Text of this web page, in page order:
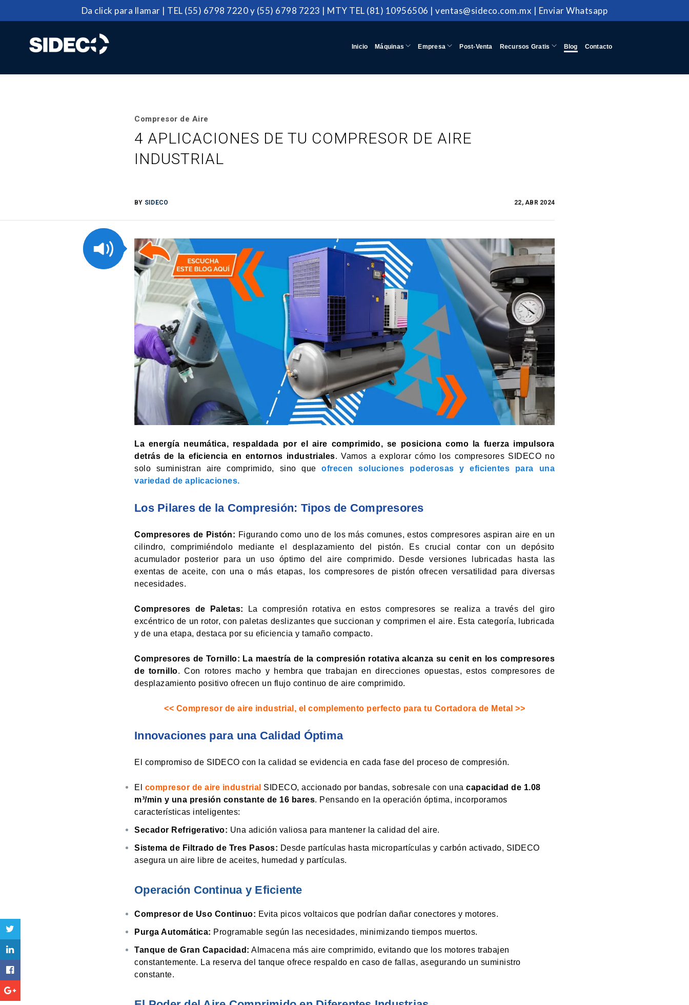
Da click para llamar | TEL (55) 6798 7220y (55) 6798 7223 | MTY TEL (81) 10956506 | ventas@sideco.com.mx | Enviar Whatsapp
Inicio Máquinas Empresa Post-Venta Recursos Gratis Blog Contacto
Compresor de Aire
4 APLICACIONES DE TU COMPRESOR DE AIRE
INDUSTRIAL
BY SIDECO 22, ABR 2024
La energía neumática, respaldada por el aire comprimido, se posiciona como la fuerza impulsora
detrás de la eficiencia en entornos industriales. Vamos a explorar cómo los compresores SIDECO no
solo suministran aire comprimido, sino queofrecen soluciones poderosas y eficientes para una
variedad de aplicaciones.
Los Pilares de la Compresión: Tipos de Compresores
Compresores de Pistón: Figurando como uno de los más comunes, estos compresores aspiran aire en un
cilindro, comprimiéndolo mediante el desplazamiento del pistón. Es crucial contar con un depósito
acumulador posterior para un uso óptimo del aire comprimido. Desde versiones lubricadas hasta las
exentas de aceite, con una o más etapas, los compresores de pistón ofrecen versatilidad para diversas
necesidades.
Compresores de Paletas:
La compresión rotativa en estos compresores se realiza a través del giro
excéntrico de un rotor, con paletas deslizantes que succionan y comprimen el aire. Esta categoría, lubricada
y de una etapa, destaca por su eficiencia y tamaño compacto.
Compresores de Tornillo: La maestría de la compresión rotativa alcanza su cenit en los compresores
de tornillo. Con rotores macho y hembra que trabajan en direcciones opuestas, estos compresores de
desplazamiento positivo ofrecen un flujo continuo de aire comprimido.
<< Compresor de aire industrial, el complemento perfecto para tu Cortadora de Metal >>
Innovaciones para una Calidad Óptima
El compromiso de SIDECO con la calidad se evidencia en cada fase del proceso de compresión.
El compresor de aire industrial SIDECO, accionado por bandas, sobresale con una capacidad de 1.08
m³/min y una presión constante de 16 bares. Pensando en la operación óptima, incorporamos
características inteligentes:
Secador Refrigerativo: Una adición valiosa para mantener la calidad del aire.
Sistema de Filtrado de Tres Pasos: Desde partículas hasta micropartículas y carbón activado, SIDECO
asegura un aire libre de aceites, humedad y partículas.
Operación Continua y Eficiente
Compresor de Uso Continuo: Evita picos voltaicos que podrían dañar conectores y motores.
Purga Automática: Programable según las necesidades, minimizando tiempos muertos.
Tanque de Gran Capacidad: Almacena más aire comprimido, evitando que los motores trabajen
constantemente. La reserva del tanque ofrece respaldo en caso de fallas, asegurando un suministro
constante.